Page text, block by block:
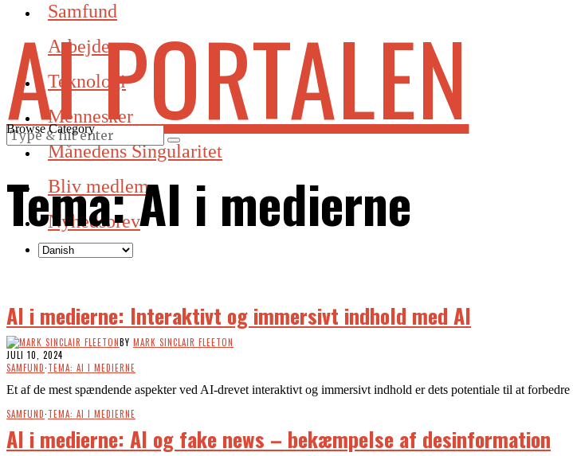
Samfund
Arbejde
Teknologi
Mennesker
Månedens Singularitet
Bliv medlem
Nyhedsbrev
AI PORTALEN
Browse Category
Tema: AI i medierne
AI i medierne: Interaktivt og immersivt indhold med AI
BY MARK SINCLAIR FLEETON
JULI 10, 2024
SAMFUND·TEMA: AI I MEDIERNE
Et af de mest spændende aspekter ved AI-drevet interaktivt og immersivt indhold er dets potentiale til at
SAMFUND·TEMA: AI I MEDIERNE
AI i medierne: AI og fake news – bekæmpelse af desinformation